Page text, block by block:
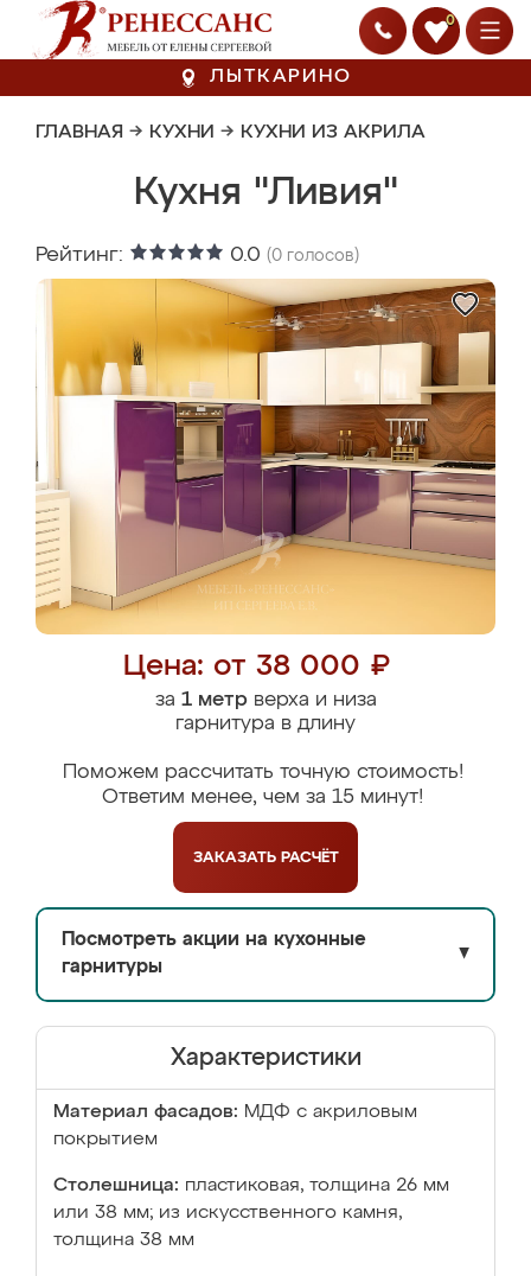
0
ЛЫТКАРИНО
ГЛАВНАЯ → КУХНИ → КУХНИ ИЗ АКРИЛА
Кухня "Ливия"
Рейтинг: 0.0 (0 голосов)
Цена: от 38 000 ₽
за 1 метрверха и низа
гарнитура в длину
Поможем рассчитать точную стоимость!
Ответим менее, чем за 15 минут!
ЗАКАЗАТЬ РАСЧЁТ
Посмотреть акции на кухонные
гарнитуры
▼
Характеристики
Материал фасадов: МДФ с акриловым
покрытием
Столешница: пластиковая, толщина 26 мм
или 38 мм; из искусственного камня,
толщина 38 мм